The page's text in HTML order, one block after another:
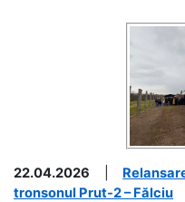
22.04.2026
tronsonul Prut-2 – Fălciu